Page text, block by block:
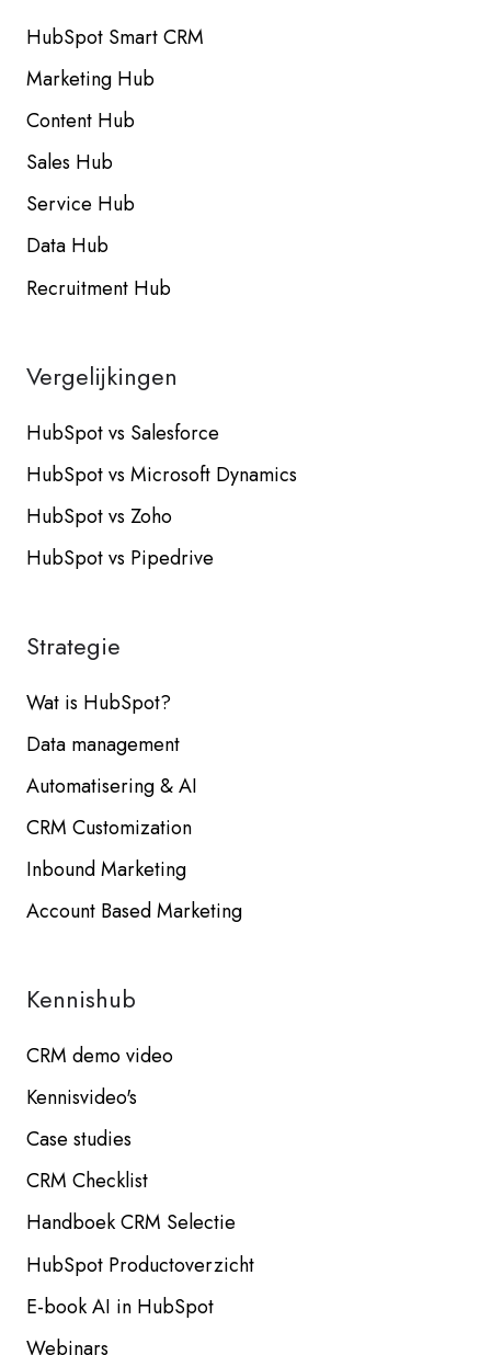
HubSpot Smart CRM
Marketing Hub
Content Hub
Sales Hub
Service Hub
Data Hub
Recruitment Hub
Vergelijkingen
HubSpot vs Salesforce
HubSpot vs Microsoft Dynamics
HubSpot vs Zoho
HubSpot vs Pipedrive
Strategie
Wat is HubSpot?
Data management
Automatisering & AI
CRM Customization
Inbound Marketing
Account Based Marketing
Kennishub
CRM demo video
Kennisvideo's
Case studies
CRM Checklist
Handboek CRM Selectie
HubSpot Productoverzicht
E-book AI in HubSpot
Webinars